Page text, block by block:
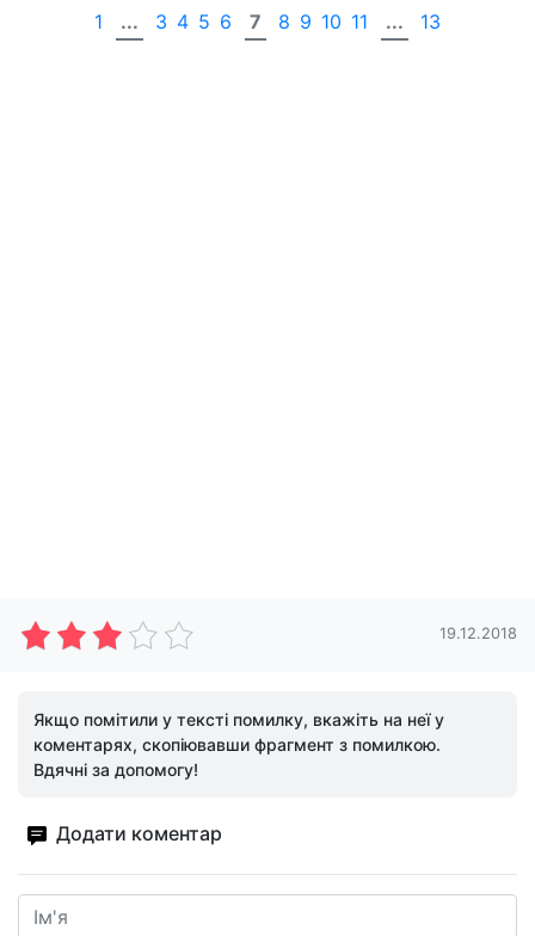
1 ... 3 4 5 6 7 8 9 10 11 ... 13
19.12.2018
Якщо помітили у тексті помилку, вкажіть на неї у
коментарях, скопіювавши фрагмент з помилкою.
Вдячні за допомогу!
Додати коментар